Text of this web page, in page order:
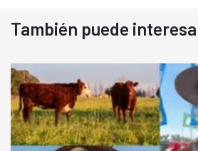
También puede